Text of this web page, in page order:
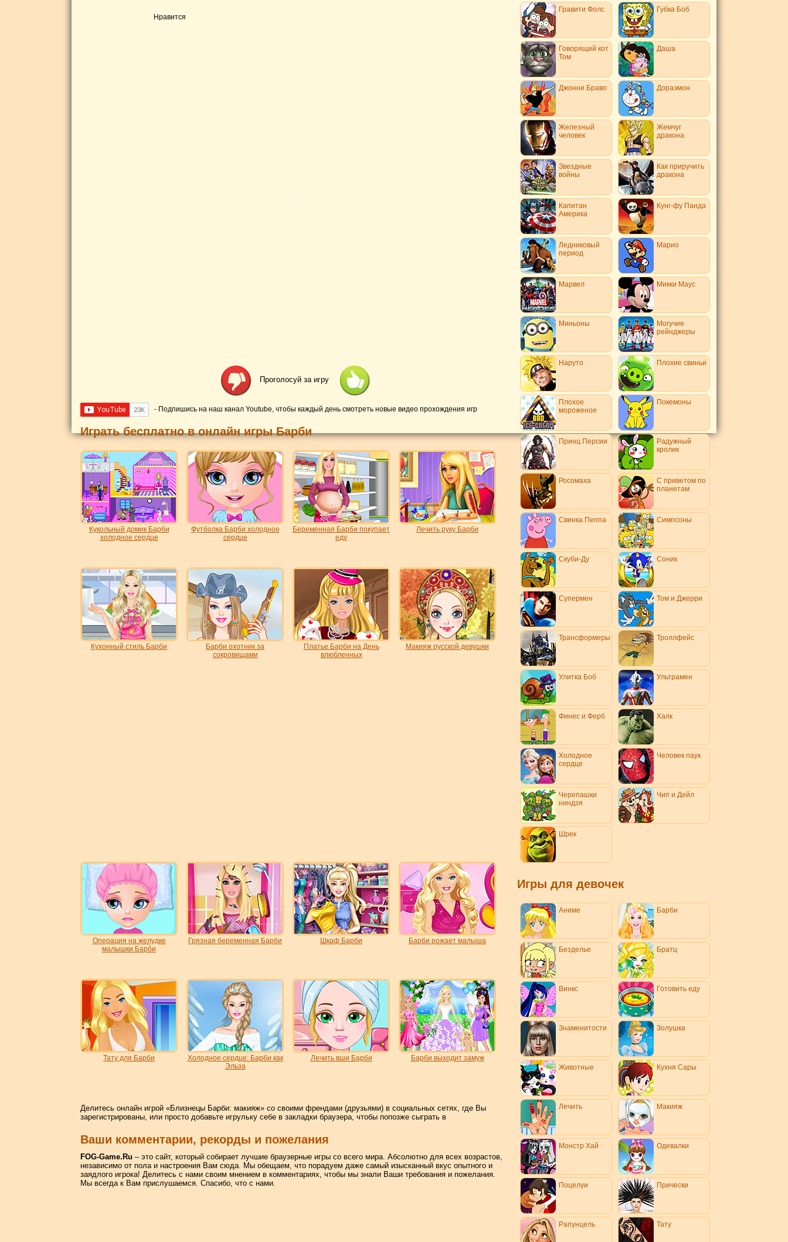
Нравится
Проголосуй за игру
- Подпишись на наш канал Youtube, чтобы каждый день смотреть новые видео прохождения игр
Играть бесплатно в онлайн игры Барби
Кукольный домик Барби
холодное сердце
Футболка Барби холодное
сердце
Беременная Барби покупает
еду
Лечить руку Барби
Кухонный стиль Барби
Барби охотник за
сокровищами
Платье Барби на День
влюбленных
Макияж русской девушки
Операция на желудке
малышки Барби
Грязная беременная Барби Шкаф Барби Барби рожает малыша
Тату для Барби
Холодное сердце: Барби как
Эльза
Лечить вши Барби Барби выходит замуж
Делитесь онлайн игрой «Близнецы Барби: макияж» со своими френдами (друзьями) в социальных сетях, где Вы
зарегистрированы, или просто добавьте игрульку себе в закладки браузера, чтобы попозже сыграть в
Ваши комментарии, рекорды и пожелания
FOG-Game.Ru – это сайт, который собирает лучшие браузерные игры со всего мира. Абсолютно для всех возрастов,
независимо от пола и настроения Вам сюда. Мы обещаем, что порадуем даже самый изысканный вкус опытного и
заядлого игрока! Делитесь с нами своим мнением в комментариях, чтобы мы знали Ваши требования и пожелания.
Мы всегда к Вам прислушаемся. Спасибо, что с нами.
Гравити Фолс Губка Боб
Говорящий кот
Том
Даша
Джонни Браво Дораэмон
Железный
человек
Жемчуг
дракона
Звездные
войны
Как приручить
дракона
Капитан
Америка
Кунг-фу Панда
Ледниковый
период
Марио
Марвел Микки Маус
Миньоны
Могучие
рейнджеры
Наруто Плохие свиньи
Плохое
мороженое
Покемоны
Принц Персии
Радужный
кролик
Росомаха
С приветом по
планетам
Свинка Пеппа Симпсоны
Скуби-Ду Соник
Супермен Том и Джерри
Трансформеры Троллфейс
Улитка Боб Ультрамен
Финес и Ферб Халк
Холодное
сердце
Человек паук
Черепашки
ниндзя
Чип и Дейл
Шрек
Игры для девочек
Аниме Барби
Безделье Братц
Винкс Готовить еду
Знаменитости Золушка
Животные Кухня Сары
Лечить Макияж
Монстр Хай Одевалки
Поцелуи Прически
Рапунцель Тату